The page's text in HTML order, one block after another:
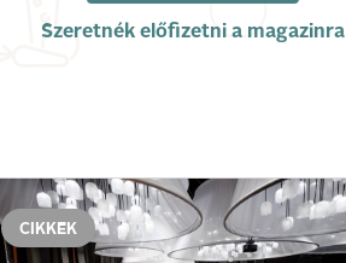
Szeretnék előfizetni a magazinra
CIKKEK